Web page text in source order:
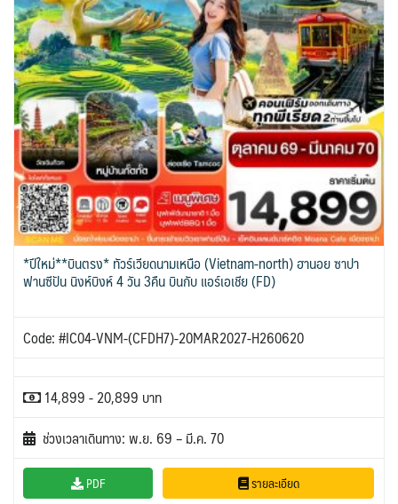
*ปีใหม่**บินตรง* ทัวร์เวียดนามเหนือ (Vietnam-north) ฮานอย ซาปา
ฟานซีปัน นิงห์บิงห์ 4 วัน 3คืน บินกับ แอร์เอเชีย (FD)
Code: #IC04-VNM-(CFDH7)-20MAR2027-H260620
14,899 - 20,899 บาท
ช่วงเวลาเดินทาง: พ.ย. 69 – มี.ค. 70
PDF รายละเอียด